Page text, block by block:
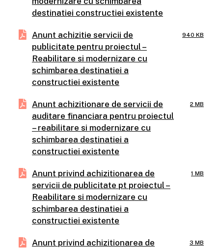
destinatiei constructiei existente
Anunt achizitie servicii de
publicitate pentru proiectul –
Reabilitare si modernizare cu
schimbarea destinatiei a
constructiei existente
940 KB
Anunt achizitionare de servicii de
auditare financiara pentru proiectul
– reabilitare si modernizare cu
schimbarea destinatiei a
constructiei existente
2 MB
Anunt privind achizitionarea de
servicii de publicitate pt proiectul –
Reabilitare si modernizare cu
schimbarea destinatiei a
constructiei existente
1 MB
Anunt privind achizitionarea de
3 MB